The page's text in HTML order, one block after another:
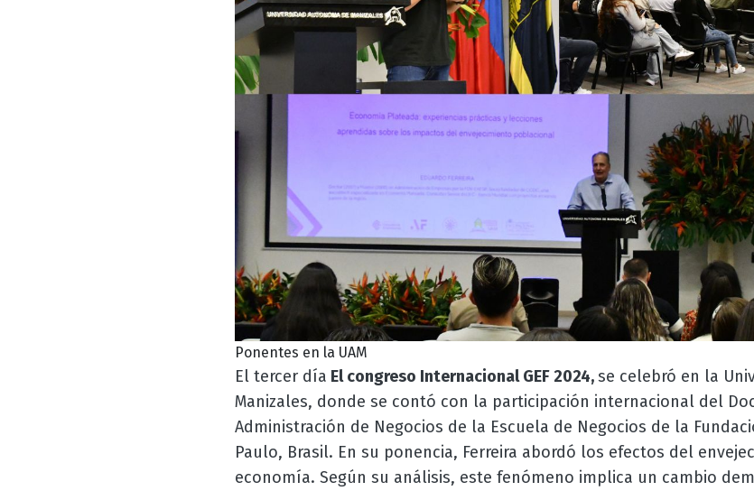
Ponentes en la UAM
El tercer día El congreso Internacional GEF 2024,se celebró en la
Manizales, donde se contó con la participación internacional del
Administración de Negocios de la Escuela de Negocios de la
Paulo, Brasil. En su ponencia, Ferreira abordó los efectos del
economía. Según su análisis, este fenómeno implica un cambio